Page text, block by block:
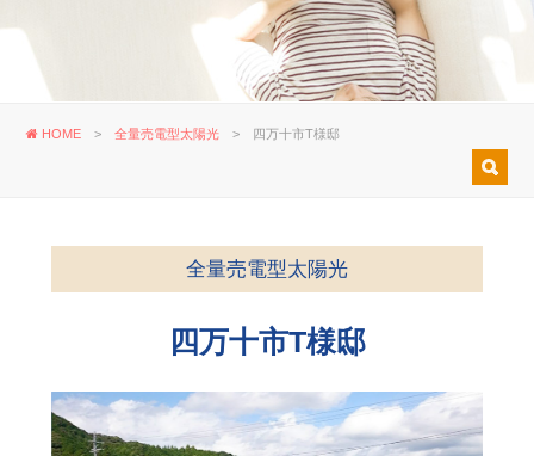
HOME >全量売電型太陽光 > 四万十市T様邸
全量売電型太陽光
四万十市T様邸